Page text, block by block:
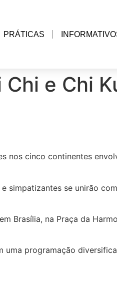
PRÁTICAS
e Chi
nos cinco continentes
simpatizantes se unirão
Brasília, na Praça da
uma programação